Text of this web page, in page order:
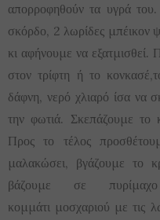
απορροφηθούν τα υγρά
σκόρδο, 2 λωρίδες μπέικον
κι αφήνουμε να εξατμισθεί.
στον τρίφτη ή το
δάφνη, νερό χλιαρό ίσα να
την φωτιά. Σκεπάζουμε το
Προς το τέλος
μαλακώσει, βγάζουμε το
βάζουμε σε
κομμάτι μοσχαριού με τις